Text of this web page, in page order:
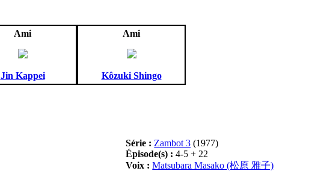
Ami
Jin Kappei
Ami
Kôzuki Shingo
Série : Zambot 3 (1977)
Épisode(s) : 4-5 + 22
Voix : Matsubara Masako (松原 雅子)